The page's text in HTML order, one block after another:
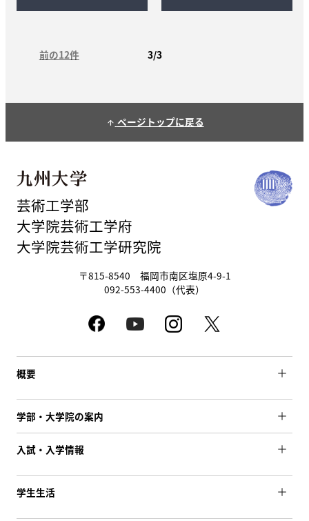
前の12件 3/3
arrow_upward ページトップに戻る
芸術工学部
大学院芸術工学府
大学院芸術工学研究院
〒815-8540 福岡市南区塩原4-9-1
092-553-4400（代表）
概要
学部・大学院の案内
入試・入学情報
学生生活